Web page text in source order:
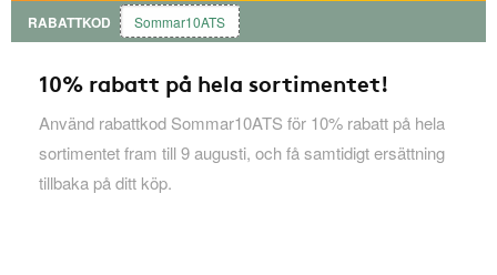
RABATTKOD Sommar10ATS
10% rabatt på hela sortimentet!
Använd rabattkod Sommar10ATS för 10% rabatt på hela
sortimentet fram till 9 augusti, och få samtidigt ersättning
tillbaka på ditt köp.